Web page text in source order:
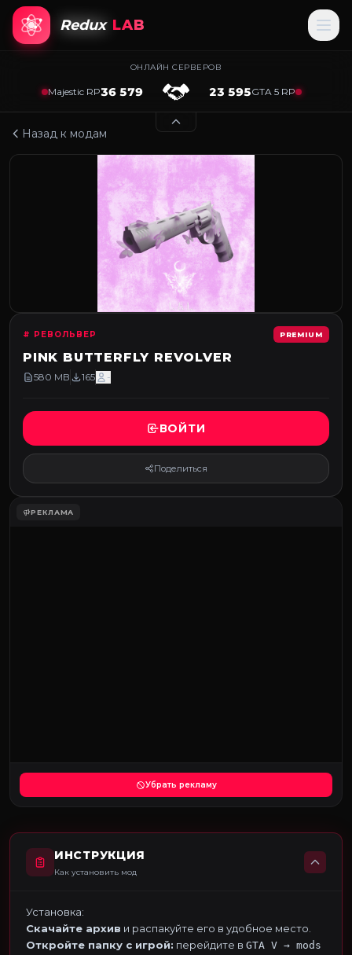
Redux LAB
ОНЛАЙН СЕРВЕРОВ
Majestic RP36 579 23 595GTA 5 RP
Назад к модам
# РЕВОЛЬВЕР PREMIUM
PINK BUTTERFLY REVOLVER
580 MB 165 -
ВОЙТИ
Поделиться
РЕКЛАМА
Убрать рекламу
ИНСТРУКЦИЯ
Как установить мод
Установка:
Скачайте архив и распакуйте его в удобное место.
Откройте папку с игрой: перейдите в GTA V → mods